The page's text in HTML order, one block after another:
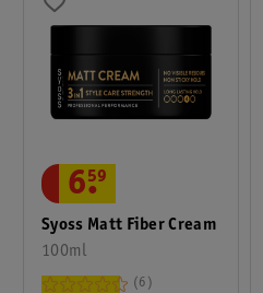
Syoss Matt Fiber Cream
100ml
6.
59
6